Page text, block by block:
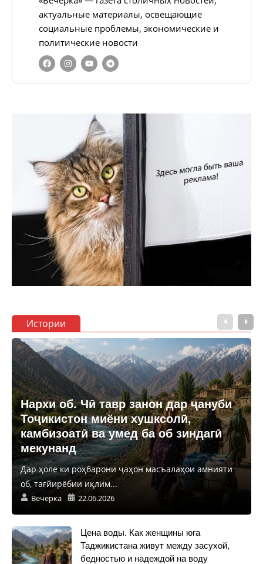
актуальные материалы, освещающие
социальные проблемы, экономические и
политические новости
Истории
Нархи об. Чӣ тавр занон дар ҷануби
Тоҷикистон миёни хушксолӣ,
камбизоатӣ ва умед ба об зиндагӣ
мекунанд
Дар ҳоле ки роҳбарони ҷаҳон масъалаҳои амнияти
об, тағйирёбии иқлим...
Вечерка 22.06.2026
Цена воды. Как женщины юга
Таджикистана живут между засухой,
бедностью и надеждой на воду